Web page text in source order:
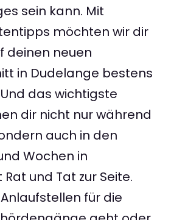
sein kann. Mit
möchten wir dir
deinen neuen
in Dudelange bestens
das wichtigste
dir nicht nur während
auch in den
Wochen in
und Tat zur Seite.
für die